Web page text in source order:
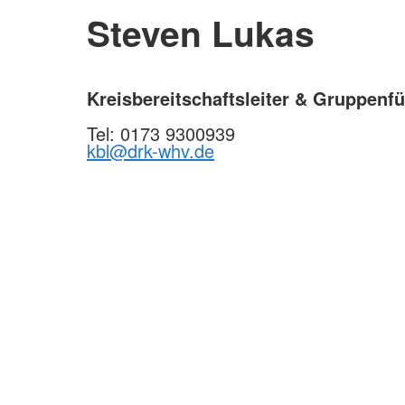
Steven Lukas
Kreisbereitschaftsleiter &
Tel: 0173 9300939
kbl@drk-whv.de